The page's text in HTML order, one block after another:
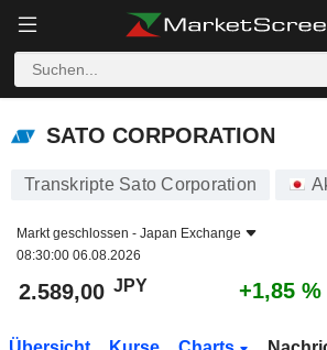
SATO CORPORATION
SATO CORPORATION
Transkripte Sato Corporation
Markt geschlossen - Japan Exchange
08:30:00 06.08.2026
2.589,00 JPY +1,85 %